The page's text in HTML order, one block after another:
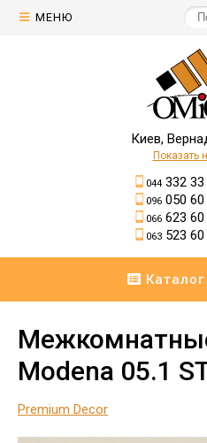
МЕНЮ
Киев,
Показать
044332 33
096050 60
066623 60
063523 60
Modena 05.1
Premium Decor